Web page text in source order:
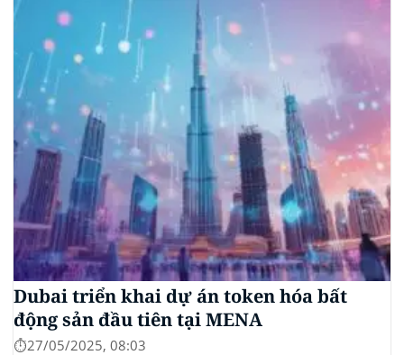
khiến hơn 185 triệu USD vị thế mua bị xóa...
Dubai triển khai dự án token hóa bất
động sản đầu tiên tại MENA
⏱️27/05/2025, 08:03